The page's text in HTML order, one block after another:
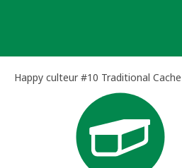
Happy culteur #10 Traditional Cache